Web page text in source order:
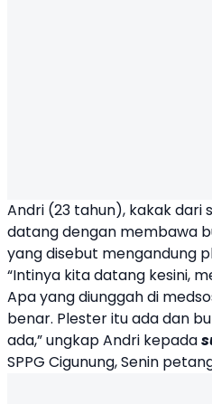
Andri (23 tahun), kakak dari
datang dengan membawa
yang disebut mengandung
“Intinya kita datang kesini,
Apa yang diunggah di
benar. Plester itu ada dan
ada,” ungkap Andri kepada
SPPG Cigunung, Senin